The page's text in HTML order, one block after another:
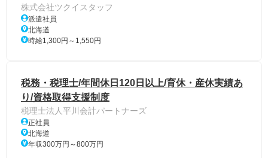
株式会社ツクイスタッフ
派遣社員
北海道
時給1,300円～1,550円
税務・税理士/年間休日120日以上/育休・産休実績あ
り/資格取得支援制度
税理士法人平川会計パートナーズ
正社員
北海道
年収300万円～800万円